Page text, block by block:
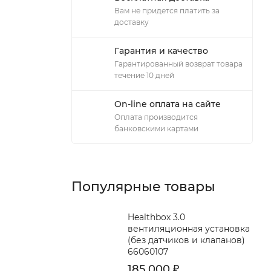
Вам не придется платить за
доставку
Гарантия и качество
Гарантированный возврат товара
течение 10 дней
On-line оплата на сайте
Оплата производится
банковскими картами
Популярные товары
Healthbox 3.0
вентиляционная установка
(без датчиков и клапанов)
66060107